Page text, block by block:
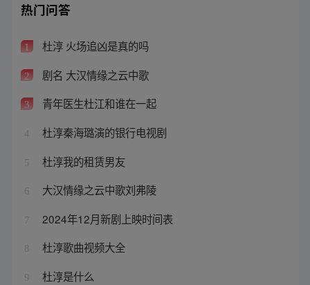
热门问答
1 杜淳 火场追凶是真的吗
2 剧名 大汉情缘之云中歌
3 青年医生杜江和谁在一起
4 杜淳秦海璐演的银行电视剧
5 杜淳我的租赁男友
6 大汉情缘之云中歌刘弗陵
7 2024年12月新剧上映时间表
8 杜淳歌曲视频大全
9 杜淳是什么